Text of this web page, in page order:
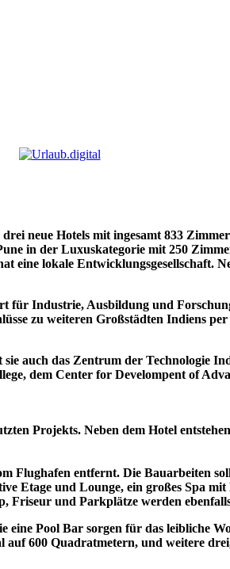
neue Hotels mit ingesamt 833
in der Luxuskategorie mit 250
eine lokale Entwicklungsgesellschaft.
für Industrie, Ausbildung und
zu weiteren Großstädten Indiens
auch das Zentrum der Technologie
dem Center for Develompent of
Projekts. Neben dem Hotel
entfernt. Die Bauarbeiten
Etage und Lounge, ein großes Spa
Friseur und Parkplätze werden
Pool Bar sorgen für das leibliche
600 Quadratmetern, und weitere